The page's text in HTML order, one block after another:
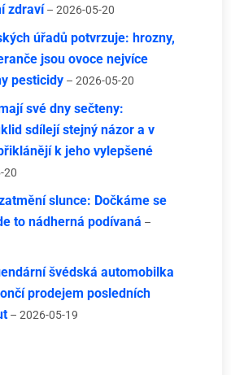
zdraví – 2026-05-20
úřadů potvrzuje: hrozny,
jsou ovoce nejvíce
pesticidy – 2026-05-20
své dny sečteny:
sdílejí stejný názor a v
k jeho vylepšené
20
slunce: Dočkáme se
to nádherná podívaná –
švédská automobilka
prodejem posledních
– 2026-05-19